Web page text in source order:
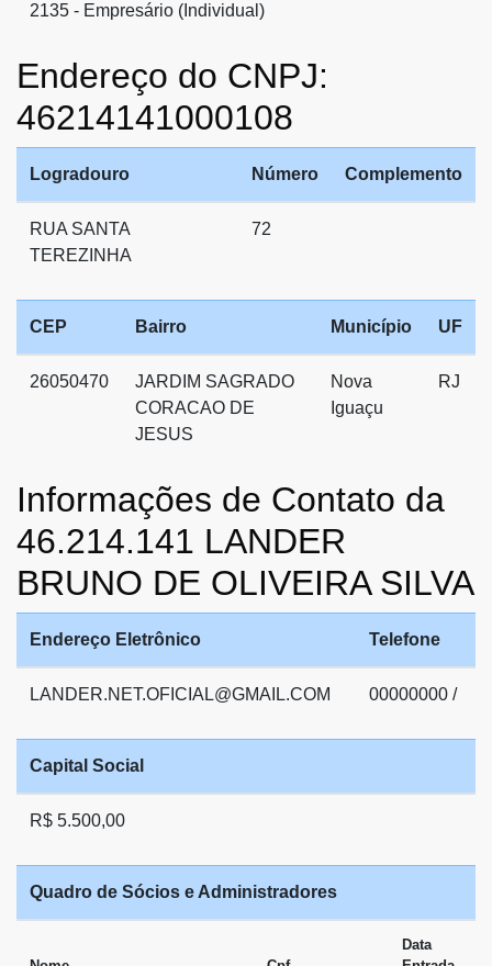
2135 - Empresário (Individual)
Endereço do CNPJ:
46214141000108
Logradouro Número Complemento
RUA SANTA
TEREZINHA
72
CEP Bairro Município UF
26050470
JARDIM SAGRADO
CORACAO DE
JESUS
Nova
Iguaçu
RJ
Informações de Contato da
46.214.141 LANDER
BRUNO DE OLIVEIRA SILVA
Endereço Eletrônico Telefone
LANDER.NET.OFICIAL@GMAIL.COM 00000000 /
Capital Social
R$ 5.500,00
Quadro de Sócios e Administradores
Data